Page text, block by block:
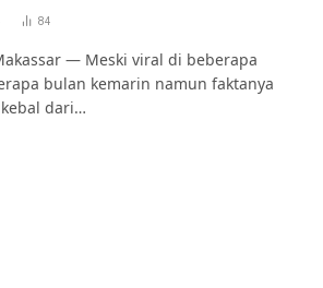
84
— Meski viral di beberapa
bulan kemarin namun faktanya
dari…